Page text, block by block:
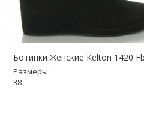
Ботинки Женские Kelton 1420 Fb
Размеры:
38